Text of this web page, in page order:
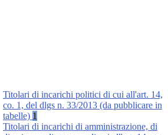
Titolari di incarichi politici di cui all'art. 14,
co. 1, del dlgs n. 33/2013 (da pubblicare in
tabelle) 1
Titolari di incarichi di amministrazione, di